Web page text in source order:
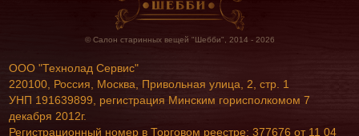
© Салон старинных вещей "Шебби", 2014 - 2026
ООО "Технолад Сервис"
220100, Россия, Москва, Привольная улица, 2, стр. 1
УНП 191639899, регистрация Минским горисполкомом 7
декабря 2012г.
Регистрационный номер в Торговом реестре: 377676 от 11 04